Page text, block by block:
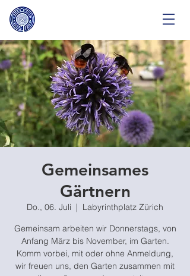
Gemeinsames
Gärtnern
Do., 06. Juli
  |
Labyrinthplatz Zürich
Gemeinsam arbeiten wir Donnerstags, von
Anfang März bis November, im Garten.
Komm vorbei, mit oder ohne Anmeldung,
wir freuen uns, den Garten zusammen mit